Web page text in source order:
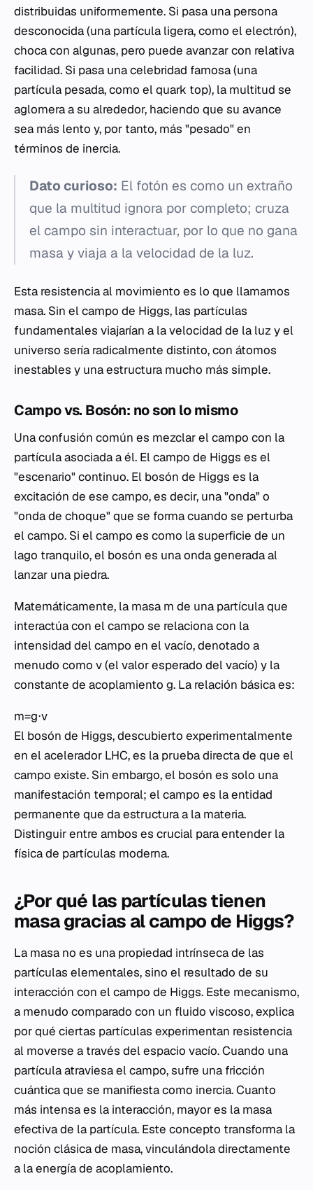
distribuidas uniformemente. Si pasa una persona
desconocida (una partícula ligera, como el electrón),
choca con algunas, pero puede avanzar con relativa
facilidad. Si pasa una celebridad famosa (una
partícula pesada, como el quark top), la multitud se
aglomera a su alrededor, haciendo que su avance
sea más lento y, por tanto, más "pesado" en
términos de inercia.
Dato curioso: El fotón es como un extraño
que la multitud ignora por completo; cruza
el campo sin interactuar, por lo que no gana
masa y viaja a la velocidad de la luz.
Esta resistencia al movimiento es lo que llamamos
masa. Sin el campo de Higgs, las partículas
fundamentales viajarían a la velocidad de la luz y el
universo sería radicalmente distinto, con átomos
inestables y una estructura mucho más simple.
Campo vs. Bosón: no son lo mismo
Una confusión común es mezclar el campo con la
partícula asociada a él. El campo de Higgs es el
"escenario" continuo. El bosón de Higgs es la
excitación de ese campo, es decir, una "onda" o
"onda de choque" que se forma cuando se perturba
el campo. Si el campo es como la superficie de un
lago tranquilo, el bosón es una onda generada al
lanzar una piedra.
Matemáticamente, la masa m de una partícula que
interactúa con el campo se relaciona con la
intensidad del campo en el vacío, denotado a
menudo como v (el valor esperado del vacío) y la
constante de acoplamiento g. La relación básica es:
m=g⋅v
El bosón de Higgs, descubierto experimentalmente
en el acelerador LHC, es la prueba directa de que el
campo existe. Sin embargo, el bosón es solo una
manifestación temporal; el campo es la entidad
permanente que da estructura a la materia.
Distinguir entre ambos es crucial para entender la
física de partículas moderna.
¿Por qué las partículas tienen
masa gracias al campo de Higgs?
La masa no es una propiedad intrínseca de las
partículas elementales, sino el resultado de su
interacción con el campo de Higgs. Este mecanismo,
a menudo comparado con un fluido viscoso, explica
por qué ciertas partículas experimentan resistencia
al moverse a través del espacio vacío. Cuando una
partícula atraviesa el campo, sufre una fricción
cuántica que se manifiesta como inercia. Cuanto
más intensa es la interacción, mayor es la masa
efectiva de la partícula. Este concepto transforma la
noción clásica de masa, vinculándola directamente
a la energía de acoplamiento.